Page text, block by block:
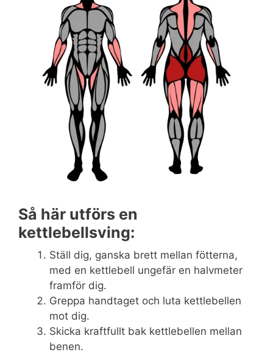
Så här utförs en
kettlebellsving:
Ställ dig, ganska brett mellan fötterna,
med en kettlebell ungefär en halvmeter
framför dig.
Greppa handtaget och luta kettlebellen
mot dig.
Skicka kraftfullt bak kettlebellen mellan
benen.